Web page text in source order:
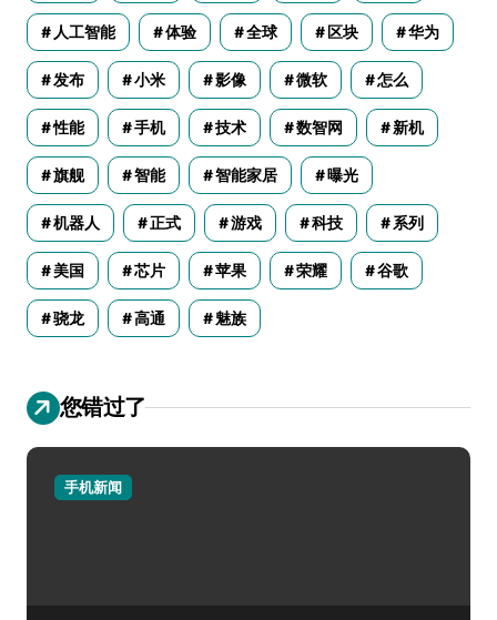
人工智能 体验 全球 区块 华为
发布 小米 影像 微软 怎么
性能 手机 技术 数智网 新机
旗舰 智能 智能家居 曝光
机器人 正式 游戏 科技 系列
美国 芯片 苹果 荣耀 谷歌
骁龙 高通 魅族
您错过了
手机新闻